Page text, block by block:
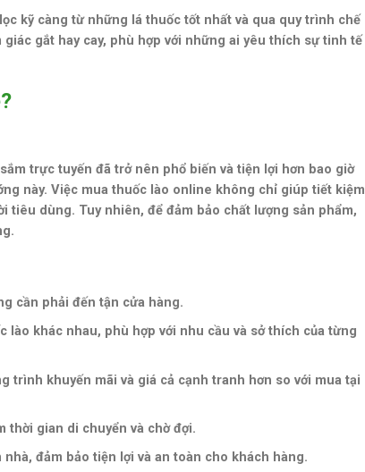
kỹ càng từ những lá thuốc tốt nhất và qua quy trình chế
gắt hay cay, phù hợp với những ai yêu thích sự tinh tế
trực tuyến đã trở nên phổ biến và tiện lợi hơn bao giờ
này. Việc mua thuốc lào online không chỉ giúp tiết kiệm
dùng. Tuy nhiên, để đảm bảo chất lượng sản phẩm,
cần phải đến tận cửa hàng.
lào khác nhau, phù hợp với nhu cầu và sở thích của từng
trình khuyến mãi và giá cả cạnh tranh hơn so với mua tại
thời gian di chuyển và chờ đợi.
đảm bảo tiện lợi và an toàn cho khách hàng.